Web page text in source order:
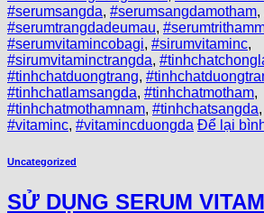
#serumsangda, #serumsangdamotham,
#serumtrangdadeumau,
#serumvitamincobagi, #sirumvitaminc,
#sirumvitaminctrangda,
#tinhchatduongtrang,
#tinhchatlamsangda, #tinhchatmotham,
#tinhchatmothamnam, #tinhchatsangda,
#vitaminc, #vitamincduongda Để lại
Uncategorized
SỬ DỤNG SERUM